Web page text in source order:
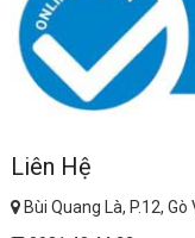
Liên Hệ
Bùi Quang Là, P.12, Gò